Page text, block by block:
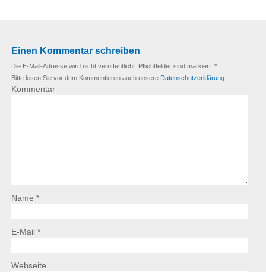
Einen Kommentar schreiben
Die E-Mail-Adresse wird nicht veröffentlicht. Pflichtfelder sind markiert. *
Bitte lesen Sie vor dem Kommentieren auch unsere Datenschutzerklärung.
Kommentar
Name *
E-Mail *
Webseite